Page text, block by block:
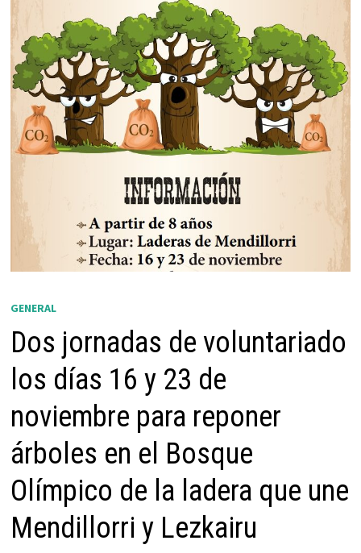
GENERAL
Dos jornadas de voluntariado
los días 16 y 23 de
noviembre para reponer
árboles en el Bosque
Olímpico de la ladera que une
Mendillorri y Lezkairu